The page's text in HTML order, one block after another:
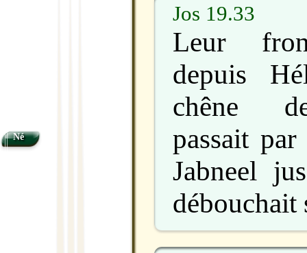
Jos 19.33
Leur
depuis
chêne
passait
Jabneel
débouchait
Né